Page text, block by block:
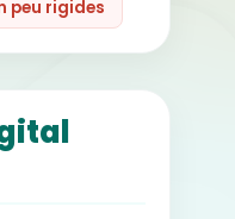
peu rigides